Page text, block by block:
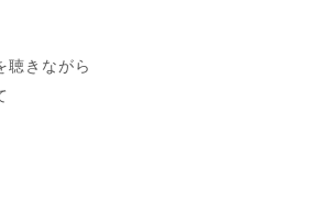
聴きながら